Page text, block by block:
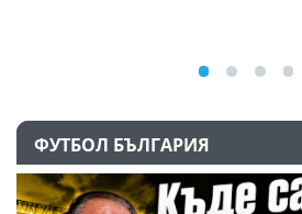
ФУТБОЛ БЪЛГАРИЯ